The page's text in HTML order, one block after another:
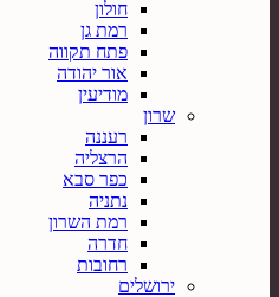
חולון
רמת גן
פתח תקווה
אור יהודה
מודיעין
שרון
רעננה
הרצליה
כפר סבא
נתניה
רמת השרון
חדרה
רחובות
ירושלים